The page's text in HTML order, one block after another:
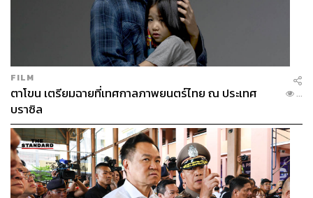
FILM
ตาโขน เตรียมฉายที่เทศกาลภาพยนตร์ไทย ณ ประเทศ
บราซิล
...